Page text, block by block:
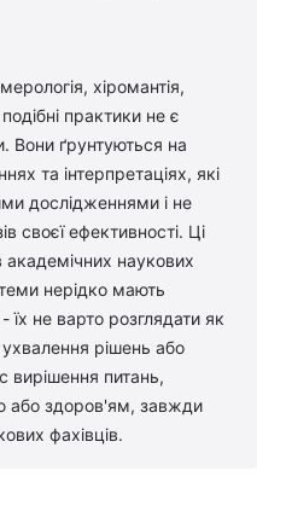
хіромантія,
практики не є
Вони ґрунтуються на
та інтерпретаціях, які
дослідженнями і не
своєї ефективності. Ці
наукових
нерідко мають
не варто розглядати як
рішень або
вирішення питань,
або здоров'ям, завжди
фахівців.